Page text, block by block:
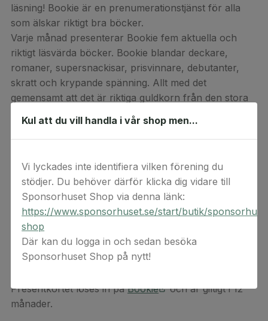
läsning! Bookie är en prenumerationstjänst för alla
som älskar riktigt bra böcker.
Varje månad presenterar Bookie fem aktuella och
riktigt läsvärda böcker. Bookie blandar deckare,
romaner, supersnackisar, prisvinnare, debutanter,
skratt och krypande spänning. Allt med det
gemensamt att det är riktiga guldkorn från den stora
Som prenumerant väljer man vilken av dessa fem
man vill ha och får den direkt hem i brevlådan. Hittar
böcker från tidigare månader att välja bland.
Som Bookie-prenumerant behöver du aldrig sitta
boklös igen!
Välj mellan att överraska med en gåva som räcker i
hela 6- eller 12 månader!
Presentkortet löses in påBookie
och är giltigt i 12
månader.
Kul att du vill handla i vår shop men...
Vi lyckades inte identifiera vilken förening du
stödjer. Du behöver därför klicka dig vidare till
Sponsorhuset Shop via denna länk:
https://www.sponsorhuset.se/start/butik/
shop
Där kan du logga in och sedan besöka
Sponsorhuset Shop på nytt!